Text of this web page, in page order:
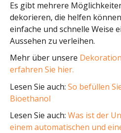
Es gibt mehrere
dekorieren, die helfen
einfache und schnelle Weise
Aussehen zu verleihen.
Mehr über unsere
erfahren Sie hier.
Lesen Sie auch: So befüllen
Bioethanol
Lesen Sie auch: Was ist der
einem automatischen und